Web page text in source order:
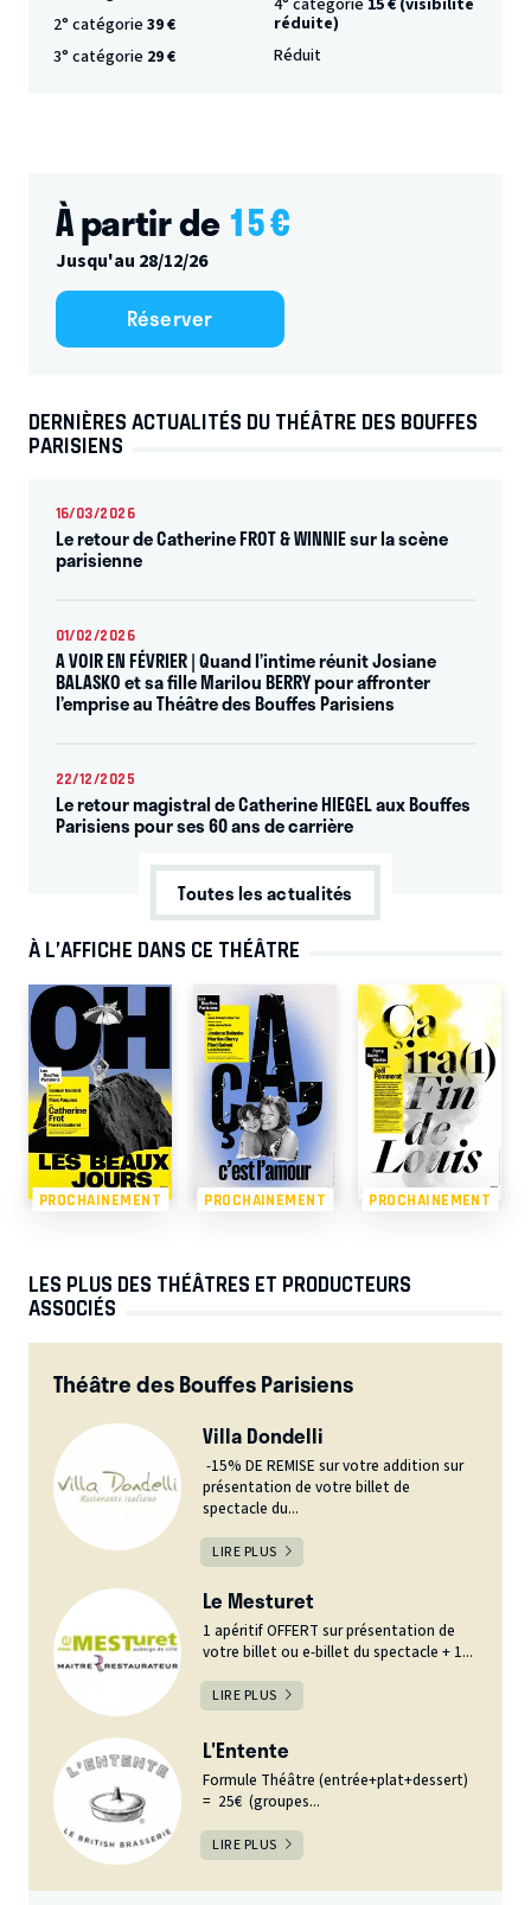
2° catégorie39 €
3° catégorie 29 €
4° catégorie 15 € (visibilité
réduite)
Réduit
À partir de15€
Jusqu'au 28/12/26
Réserver
DERNIÈRES ACTUALITÉS DU THÉÂTRE DES BOUFFES
PARISIENS
16/03/2026
Le retour de Catherine FROT & WINNIE sur la scène
parisienne
01/02/2026
A VOIR EN FÉVRIER | Quand l’intime réunit Josiane
BALASKO et sa fille Marilou BERRY pour affronter
l’emprise au Théâtre des Bouffes Parisiens
22/12/2025
Le retour magistral de Catherine HIEGEL aux Bouffes
Parisiens pour ses 60 ans de carrière
Toutes les actualités
À L’AFFICHE DANS CE THÉÂTRE
PROCHAINEMENT PROCHAINEMENT PROCHAINEMENT
LES PLUS DES THÉÂTRES ET PRODUCTEURS
ASSOCIÉS
Théâtre des Bouffes Parisiens
Villa Dondelli
-15% DE REMISE sur votre addition sur
présentation de votre billet de
spectacle du...
LIRE PLUS
Le Mesturet
1 apéritif OFFERT sur présentation de
votre billet ou e-billet du spectacle + 1...
LIRE PLUS
L'Entente
Formule Théâtre (entrée+plat+dessert)
= 25€ (groupes...
LIRE PLUS